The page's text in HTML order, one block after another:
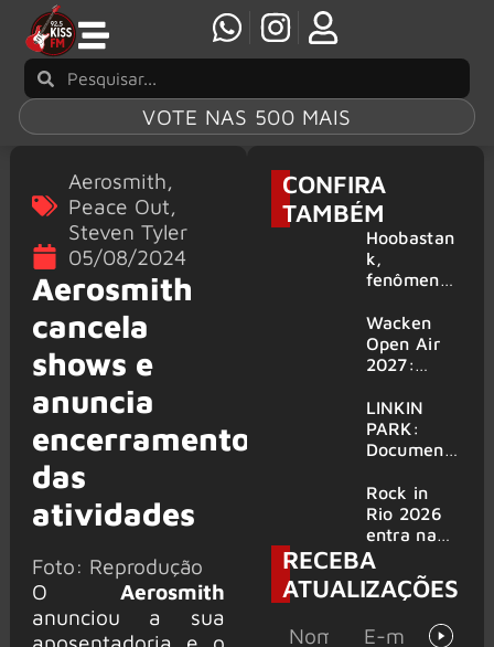
VOTE NAS 500 MAIS
Aerosmith,
Peace Out,
Steven Tyler
05/08/2024
Aerosmith
cancela
shows e
anuncia
encerramento
das
atividades
Foto: Reprodução
O Aerosmith
anunciou a sua
CONFIRA
TAMBÉM
Hoobastan
k,
fenômeno
rock anos
2000,
volta ao
6 shows
Wacken
Open Air
2027:
amplia
line-up e
já
mais de 50
bandas
LINKIN
PARK:
Document
‘Unshatter’
e álbum ao
vivo são
anunciados
Rock in
Rio 2026
entra na
reta final
com
Cidade do
montagem
RECEBA
ATUALIZAÇÕES